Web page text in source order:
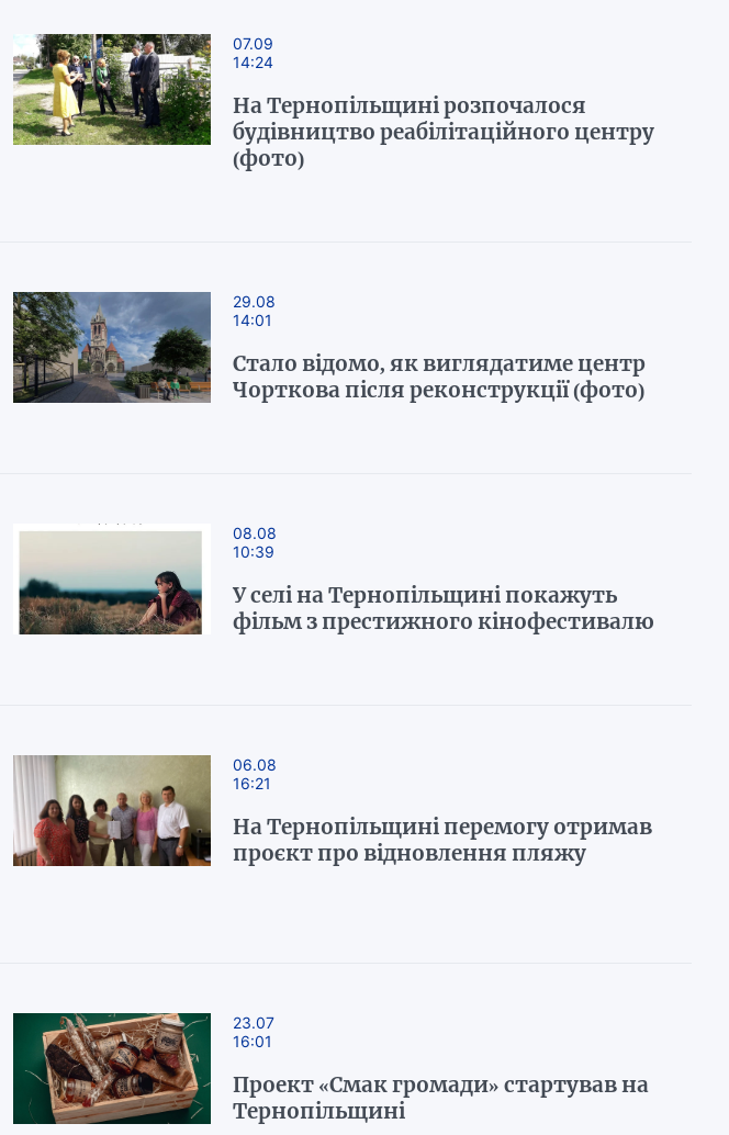
07.09
14:24
На Тернопільщині розпочалося
будівництво реабілітаційного центру
(фото)
29.08
14:01
Стало відомо, як виглядатиме центр
Чорткова після реконструкції (фото)
08.08
10:39
У селі на Тернопільщині покажуть
фільм з престижного кінофестивалю
06.08
16:21
На Тернопільщині перемогу отримав
проєкт про відновлення пляжу
23.07
16:01
Проект «Смак громади» стартував на
Тернопільщині